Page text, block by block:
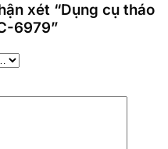
xét “Dụng cụ tháo
6979”